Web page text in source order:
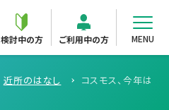
検討中の方 ご利用中の方 MENU
近所のはなし コスモス、今年はど